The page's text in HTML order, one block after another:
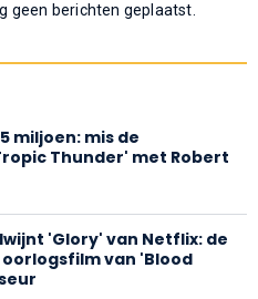
geen berichten geplaatst.
miljoen: mis de
Thunder' met Robert
'Glory' van Netflix: de
van 'Blood